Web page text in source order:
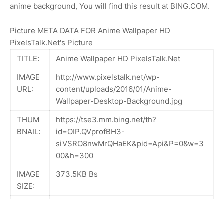
anime background, You will find this result at BING.COM.
Picture META DATA FOR Anime Wallpaper HD
PixelsTalk.Net's Picture
TITLE:
Anime Wallpaper HD PixelsTalk.Net
IMAGE
URL:
http://www.pixelstalk.net/wp-
content/uploads/2016/01/Anime-
Wallpaper-Desktop-Background.jpg
THUM
BNAIL:
https://tse3.mm.bing.net/th?
id=OIP.QVprofBH3-
siVSRO8nwMrQHaEK&pid=Api&P=0&w=3
00&h=300
IMAGE
SIZE:
373.5KB Bs